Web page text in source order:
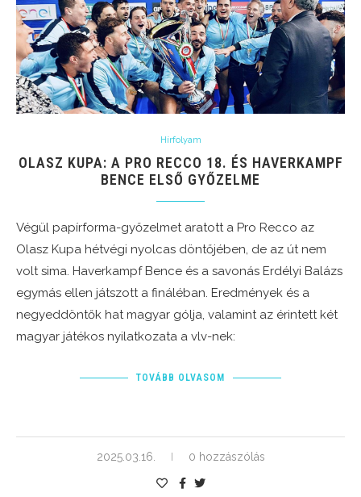
Hírfolyam
OLASZ KUPA: A PRO RECCO 18. ÉS HAVERKAMPF
BENCE ELSŐ GYŐZELME
Végül papírforma-győzelmet aratott a Pro Recco az
Olasz Kupa hétvégi nyolcas döntőjében, de az út nem
volt sima. Haverkampf Bence és a savonás Erdélyi Balázs
egymás ellen játszott a fináléban. Eredmények és a
negyeddöntők hat magyar gólja, valamint az érintett két
magyar játékos nyilatkozata a vlv-nek:
TOVÁBB OLVASOM
2025.03.16. 0 hozzászólás